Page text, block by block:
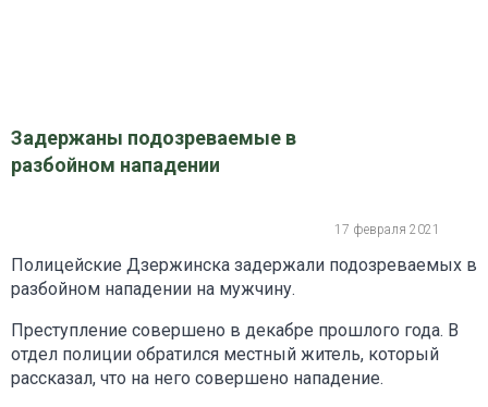
Задержаны подозреваемые в
разбойном нападении
17 февраля 2021
Полицейские Дзержинска задержали подозреваемых в
разбойном нападении на мужчину.
Преступление совершено в декабре прошлого года. В
отдел полиции обратился местный житель, который
рассказал, что на него совершено нападение.